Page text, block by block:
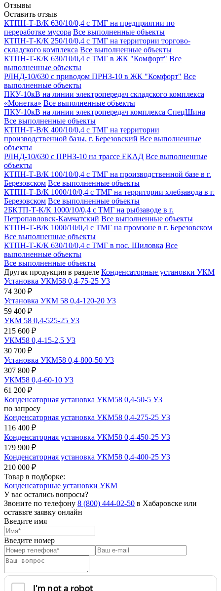
Отзывы
Оставить отзыв
КТПН-Т-В/К 630/10/0,4 с ТМГ на предприятии по
переработке мусора Все выполненные объекты
КТПН-Т-К/К 250/10/0,4 с ТМГ на территории торгово-
складского комплекса Все выполненные объекты
КТПН-Т-К/К 630/10/0,4 с ТМГ в ЖК "Комфорт" Все
выполненные объекты
РЛНД-10/630 с приводом ПРНЗ-10 в ЖК "Комфорт" Все
выполненные объекты
ПКУ-10кВ на линии электропередач складского комплекса
«Монетка» Все выполненные объекты
ПКУ-10кВ на линии электропередач комплекса СпецШина
Все выполненные объекты
КТПН-Т-В/К 400/10/0,4 с ТМГ на территории
производственной базы, г. Березовский Все выполненные
объекты
РЛНД-10/630 с ПРНЗ-10 на трассе ЕКАД Все выполненные
объекты
КТПН-Т-В/К 100/10/0,4 с ТМГ на производственной базе в г.
Березовском Все выполненные объекты
КТПН-Т-В/К 1000/10/0,4 с ТМГ на территории хлебзавода в г.
Березовском Все выполненные объекты
2БКТП-Т-К/К 1000/10/0,4 с ТМГ на рыбзаводе в г.
Петропавловск-Камчатский Все выполненные объекты
КТПН-Т-В/К 1000/10/0,4 с ТМГ на промзоне в г. Березовском
Все выполненные объекты
КТПН-Т-К/К 630/10/0,4 с ТМГ в пос. Шиловка Все
выполненные объекты
Все выполненные объекты
Другая продукция в разделе Конденсаторные установки УКМ
Установка УКМ58 0,4-75-25 У3
74 300 ₽
Установка УКМ 58 0,4-120-20 У3
59 400 ₽
УКМ 58 0,4-525-25 У3
215 600 ₽
УКМ58 0,4-15-2,5 У3
30 700 ₽
Установка УКМ58 0,4-800-50 У3
307 800 ₽
УКМ58 0,4-60-10 У3
61 200 ₽
Конденсаторная установка УКМ58 0,4-50-5 У3
по запросу
Конденсаторная установка УКМ58 0,4-275-25 У3
116 400 ₽
Конденсаторная установка УКМ58 0,4-450-25 У3
179 900 ₽
Конденсаторная установка УКМ58 0,4-400-25 У3
210 000 ₽
Товар в подборке:
Конденсаторные установки УКМ
У вас остались вопросы?
Звоните по телефону 8 (800) 444-02-50 в Хабаровске или
оставьте заявку онлайн
Введите имя
Введите номер